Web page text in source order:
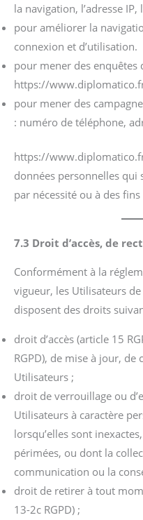
la navigation, l’adresse
pour améliorer la
connexion et d’utilisation.
pour mener des enquêtes
https://
pour mener des
: numéro de téléphone,
https://
données personnelles
par nécessité ou à des
7.3 Droit d’accès, de
Conformément à la
vigueur, les Utilisateurs
disposent des droits
droit d’accès (article 15
RGPD), de mise à jour,
Utilisateurs ;
droit de verrouillage ou
Utilisateurs à caractère
lorsqu’elles sont
périmées, ou dont la
communication ou la
droit de retirer à tout
13-2c RGPD) ;